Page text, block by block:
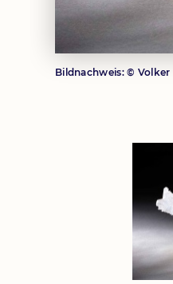
Bildnachweis:© Volker